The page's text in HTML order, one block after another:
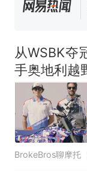
从WSBK夺
手奥地利越
BrokeBros聊摩托